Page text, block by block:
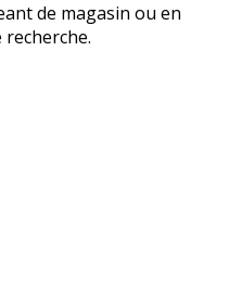
de magasin ou en